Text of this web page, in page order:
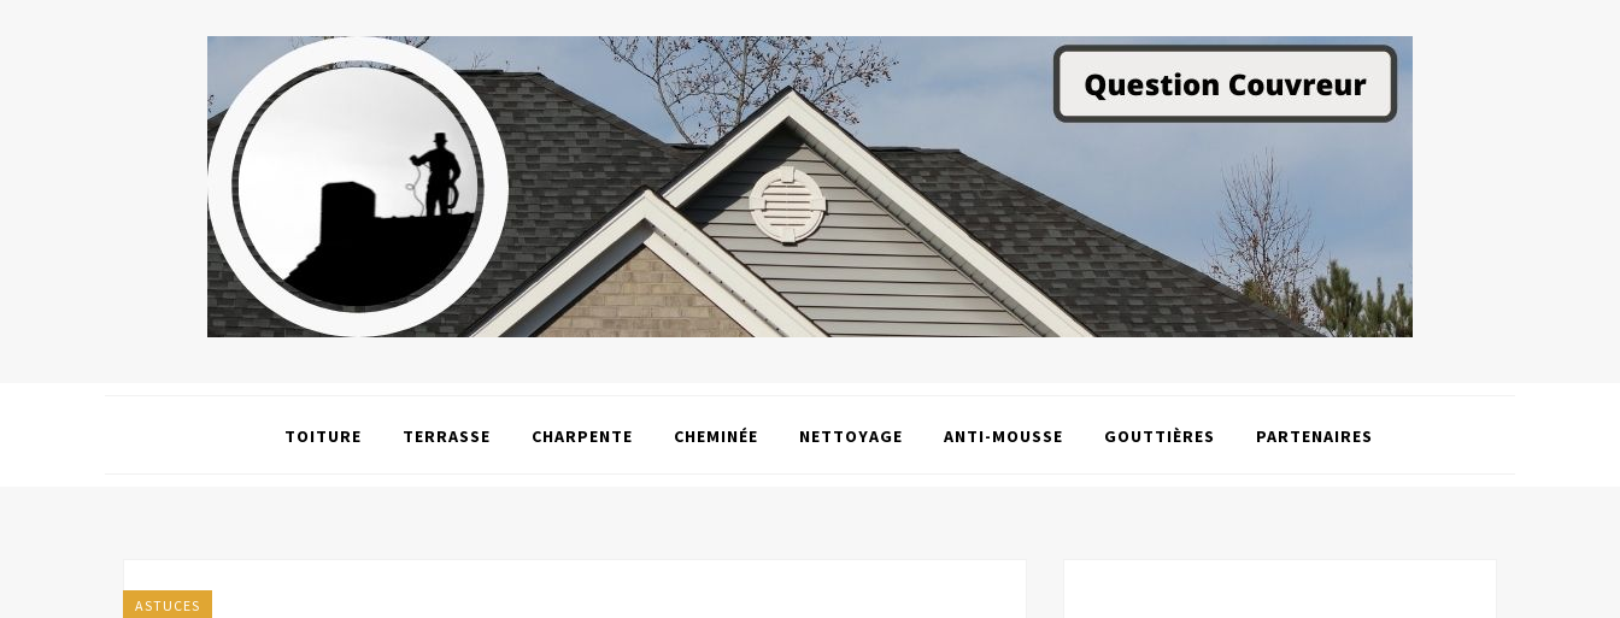
TOITURE TERRASSE CHARPENTE CHEMINÉE NETTOYAGE ANTI-MOUSSE GOUTTIÈRES PARTENAIRES
ASTUCES